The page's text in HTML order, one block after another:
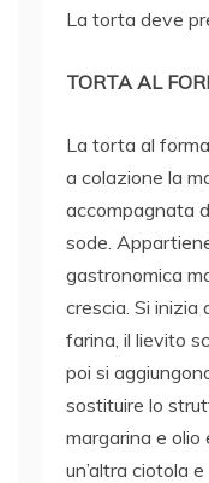
La torta deve
TORTA AL
La torta al
a colazione la
accompagnata
sode.
gastronomica
crescia. Si inizia
farina, il lievito
poi si
sostituire lo
margarina e olio
un’altra ciotola